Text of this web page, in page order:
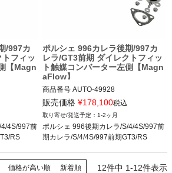
/997カ
フィッ
【Magn
4S 02-04
4S 05-08
08
4S/997前
RS
ポルシェ 996カレラ後期/997カ
レラ/GT3前期 ダイレクトフィッ
ト触媒コンバーター左側【Magn
aFlow】
商品番号 AUTO-49928
12ECS"49928"
ポルシェ 996後期カレラ/S/4/4S 02-04
ポルシェ 997前期カレラ/S/4/4S 05-08
ポルシェ 997前期GT3/RS 06-08
2T14：mag49928
販売価格 ¥178,100税込
1-2ヶ月
ポルシェ 996後期カレラ/S/4/4S/997前
期カレラ/S/4/4S/997前期GT3/RS
価格が高い順 新着順 12件中 1-12件表示